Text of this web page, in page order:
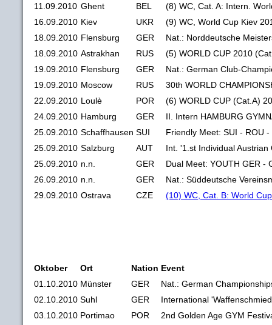
11.09.2010 Ghent BEL
(8) WC, Cat. A: Intern.
16.09.2010 Kiev UKR
(9) WC, World Cup Kiev
18.09.2010 Flensburg GER
Nat.: Norddeutsche
18.09.2010 Astrakhan RUS
(5) WORLD CUP 2010
19.09.2010 Flensburg GER
Nat.: German Club-
19.09.2010 Moscow RUS
30th WORLD
22.09.2010 Loulè POR
(6) WORLD CUP (Cat.A)
24.09.2010 Hamburg GER
II. Intern HAMBURG
25.09.2010 Schaffhausen SUI
Friendly Meet: SUI - ROU -
25.09.2010 Salzburg AUT
Int. '1.st Individual Austrian
25.09.2010 n.n. GER
Dual Meet: YOUTH GER -
26.09.2010 n.n. GER
Nat.: Süddeutsche
29.09.2010 Ostrava CZE (10) WC, Cat. B: World
Oktober Ort Nation Event
01.10.2010 Münster GER
Nat.: German
02.10.2010 Suhl GER
International
03.10.2010 Portimao POR
2nd Golden Age GYM